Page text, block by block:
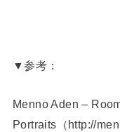
▼参考：
Menno Aden –
Portraits（http://